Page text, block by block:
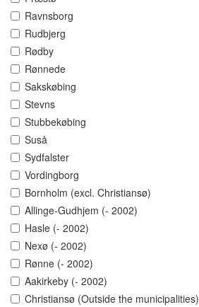
Ravnsborg
Rudbjerg
Rødby
Rønnede
Sakskøbing
Stevns
Stubbekøbing
Suså
Sydfalster
Vordingborg
Bornholm (excl. Christiansø)
Allinge-Gudhjem (- 2002)
Hasle (- 2002)
Nexø (- 2002)
Rønne (- 2002)
Aakirkeby (- 2002)
Christiansø (Outside the municipalities)